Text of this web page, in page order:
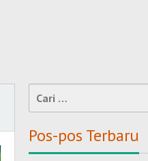
Cari
untuk:
Pos-pos Terbaru